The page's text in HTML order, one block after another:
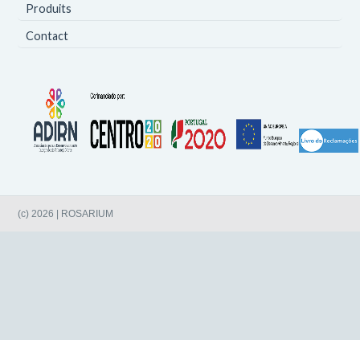
Produits
Contact
(c) 2026 | ROSARIUM